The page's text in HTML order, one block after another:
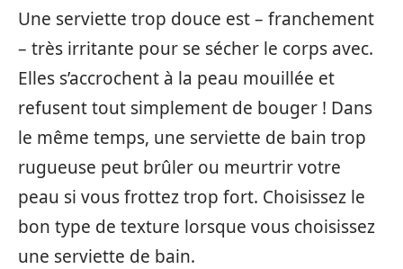
Une serviette trop douce est – franchement
– très irritante pour se sécher le corps avec.
Elles s’accrochent à la peau mouillée et
refusent tout simplement de bouger ! Dans
le même temps, une serviette de bain trop
rugueuse peut brûler ou meurtrir votre
peau si vous frottez trop fort. Choisissez le
bon type de texture lorsque vous choisissez
une serviette de bain.